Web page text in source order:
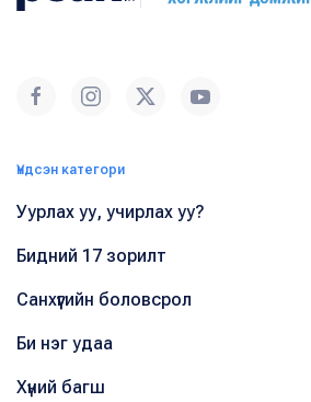
Үндсэн категори
Уурлах уу, учирлах уу?
Бидний 17 зорилт
Санхүүгийн боловсрол
Би нэг удаа
Хүний багш